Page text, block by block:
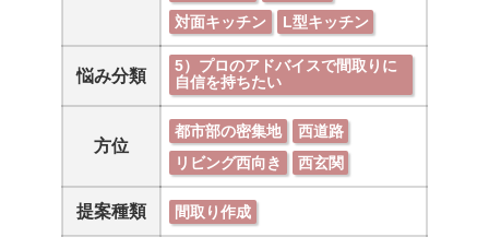
対面キッチン
L型キッチン
悩み分類
5）プロのアドバイスで間取りに
自信を持ちたい
方位
都市部の密集地
西道路
リビング西向き
西玄関
提案種類 間取り作成